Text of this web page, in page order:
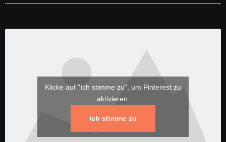
Klicke auf "Ich stimme zu", um Pinterest zu
aktivieren
Ich stimme zu